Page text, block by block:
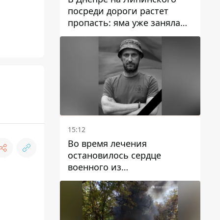
посреди дороги растет
пропасть: яма уже заняла
полосу движения
15:12
Во время лечения
остановилось сердце
военного из
Днепропетровской области
Ростислава Лупашко